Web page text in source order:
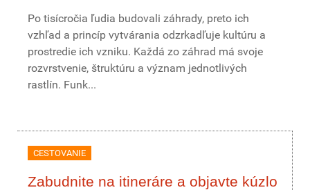
Po tisícročia ľudia budovali záhrady, preto ich
vzhľad a princíp vytvárania odzrkadľuje kultúru a
prostredie ich vzniku. Každá zo záhrad má svoje
rozvrstvenie, štruktúru a význam jednotlivých
rastlín. Funk...
CESTOVANIE
Zabudnite na itineráre a objavte kúzlo